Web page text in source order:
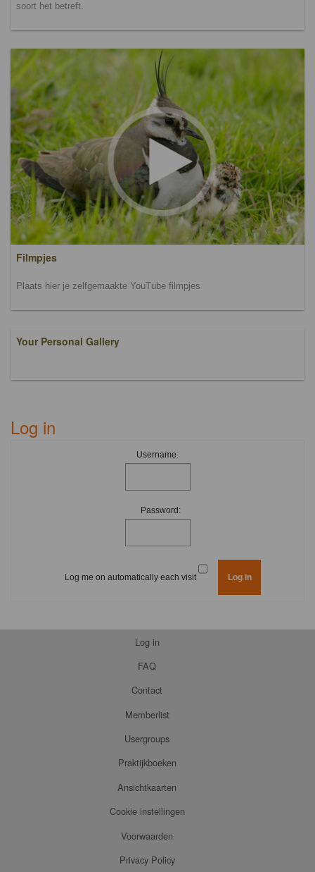
soort het betreft.
Filmpjes
Plaats hier je zelfgemaakte YouTube filmpjes
Your Personal Gallery
Log in
Username:
Password:
Log me on automatically each visit
Log in
FAQ
Contact
Memberlist
Usergroups
Praktijkboeken
Ansichtkaarten
Cookie instellingen
Voorwaarden
Privacy Policy